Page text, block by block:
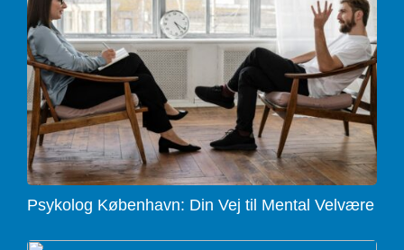
Psykolog København: Din Vej til Mental Velvære